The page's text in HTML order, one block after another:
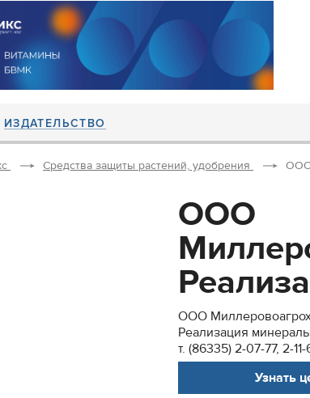
ИЗДАТЕЛЬСТВО
Средства защиты растений, удобрения ООО
ООО
ООО
Реализация
т. (86335) 2-07-77, 2-
Узнать